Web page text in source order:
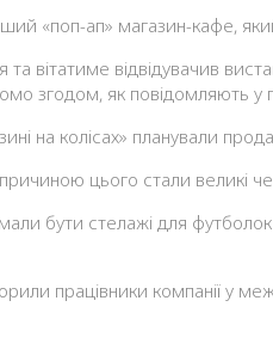
«поп-ап» магазин-кафе,
та вітатиме відвідувачив
згодом, як повідомляють у
на колісах» планували
цього стали великі
бути стелажі для
працівники компанії у